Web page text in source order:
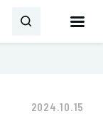
2024.10.15